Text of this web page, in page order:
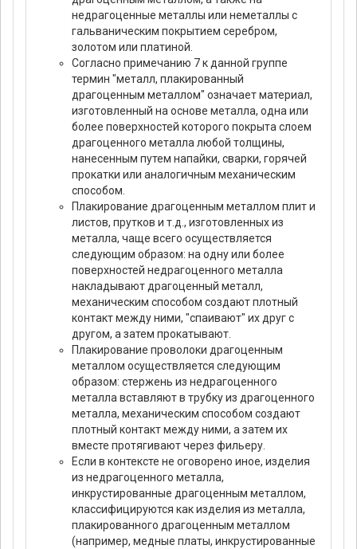
недрагоценные металлы или неметаллы с
гальваническим покрытием серебром,
золотом или платиной.
Согласно примечанию 7 к данной группе
термин "металл, плакированный
драгоценным металлом" означает материал,
изготовленный на основе металла, одна или
более поверхностей которого покрыта слоем
драгоценного металла любой толщины,
нанесенным путем напайки, сварки, горячей
прокатки или аналогичным механическим
способом.
Плакирование драгоценным металлом плит и
листов, прутков и т.д., изготовленных из
металла, чаще всего осуществляется
следующим образом: на одну или более
поверхностей недрагоценного металла
накладывают драгоценный металл,
механическим способом создают плотный
контакт между ними, "спаивают" их друг с
другом, а затем прокатывают.
Плакирование проволоки драгоценным
металлом осуществляется следующим
образом: стержень из недрагоценного
металла вставляют в трубку из драгоценного
металла, механическим способом создают
плотный контакт между ними, а затем их
вместе протягивают через фильеру.
Если в контексте не оговорено иное, изделия
из недрагоценного металла,
инкрустированные драгоценным металлом,
классифицируются как изделия из металла,
плакированного драгоценным металлом
(например, медные платы, инкрустированные